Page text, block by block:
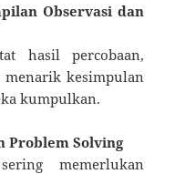
Observasi dan
hasil percobaan,
menarik kesimpulan
kumpulkan.
Problem Solving
memerlukan